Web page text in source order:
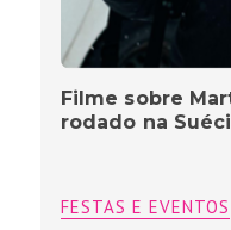
Filme sobre
rodado na
FESTAS E EVENTOS